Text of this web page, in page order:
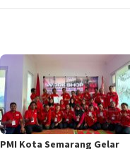
PMI Kota Semarang Gelar